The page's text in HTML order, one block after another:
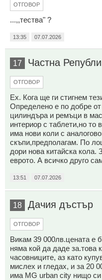
ОТГОВОР
...,,тества" ?
13:35 07.07.2026
17 Частна
ОТГОВОР
Ех. Кога ще ги стигнем
Определено е по добре
цилиндъра и ремъци в
интериор с таблети,но то
има нови коли с
скъпи,предполагам. По
дори нова китайска кола.
еврото. А всичко друго
13:51 07.07.2026
18 Дачия дъстър
ОТГОВОР
Викам 39 000лв.цената е
няма кой да даде за.това
часовниците, аз като
мислех и гледах, и за 20
има MG urban city нищо си